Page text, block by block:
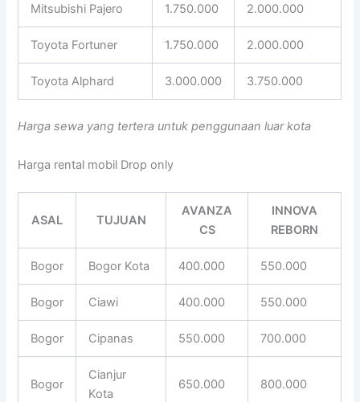
Mitsubishi Pajero 1.750.000 2.000.000
Toyota Fortuner 1.750.000 2.000.000
Toyota Alphard 3.000.000 3.750.000
Harga sewa yang tertera untuk penggunaan luar kota
Harga rental mobil Drop only
ASAL TUJUAN
AVANZA
CS
INNOVA
REBORN
Bogor Bogor Kota 400.000 550.000
Bogor Ciawi 400.000 550.000
Bogor Cipanas 550.000 700.000
Bogor
Cianjur
Kota
650.000 800.000